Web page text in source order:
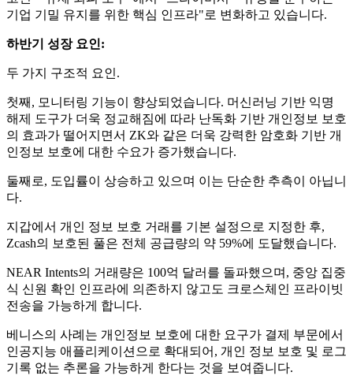
기업 기밀 유지를 위한 핵심 인프라"로 변화하고 있습니다.
하반기 성장 요인:
두 가지 구조적 요인.
첫째, 모니터링 기능이 향상되었습니다. 머신러닝 기반 익명
해제 도구가 더욱 정교해짐에 따라 난독화 기반 개인정보 보호
의 효과가 떨어지면서 ZK와 같은 더욱 강력한 암호화 기반 개
인정보 보호에 대한 수요가 증가했습니다.
둘째로, 도입률이 상승하고 있으며 이는 단순한 추측이 아닙니
다.
지갑에서 개인 정보 보호 거래를 기본 설정으로 지정한 후,
Zcash의 보호된 풀은 전체 공급량의 약 59%에 도달했습니다.
NEAR Intents의 거래량은 100억 달러를 돌파했으며, 중앙 집중
식 신원 확인 인프라에 의존하지 않고도 크로스체인 프라이빗
전송을 가능하게 합니다.
베니스의 사례는 개인정보 보호에 대한 요구가 결제 부문에서
인공지능 애플리케이션으로 확대되어, 개인 정보 보호 및 로그
기록 없는 추론을 가능하게 한다는 것을 보여줍니다.